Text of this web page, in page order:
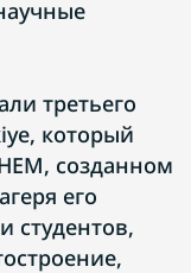
третьего
который
созданном
его
студентов,